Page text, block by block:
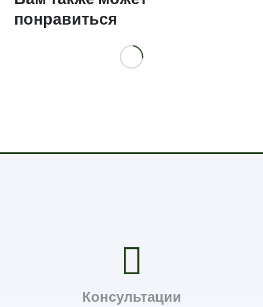
62
понравиться
Консультации